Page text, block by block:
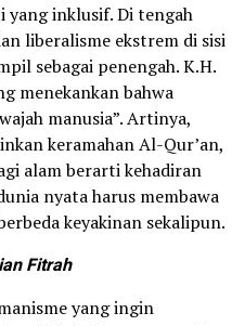
yang inklusif. Di tengah
liberalisme ekstrem di sisi
sebagai penengah. K.H.
menekankan bahwa
manusia”. Artinya,
keramahan Al-Qur’an,
alam berarti kehadiran
nyata harus membawa
keyakinan sekalipun.
Fitrah
yang ingin